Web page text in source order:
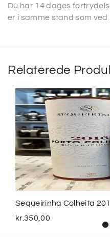
Du har 14 dages
er i samme stand som ved
Relaterede
Sequeirinha Colheita
kr.350,00